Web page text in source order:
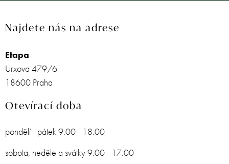
Najdete nás na adrese
Etapa
Urxova 479/6
18600 Praha
Otevírací doba
pondělí - pátek 9:00 - 18:00
sobota, neděle a svátky 9:00 - 17:00